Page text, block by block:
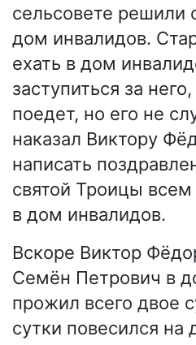
сельсовете решили
дом инвалидов.
ехать в дом
заступиться за
поедет, но его не
наказал Виктору
написать
святой Троицы
в дом инвалидов.
Вскоре Виктор
Семён Петрович в
прожил всего двое
сутки повесился на